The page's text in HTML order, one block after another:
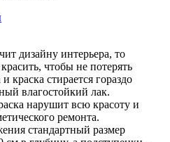
дизайну интерьера, то
чтобы не потерять
краска стирается гораздо
влагостойкий лак.
нарушит всю красоту и
ремонта.
стандартный размер